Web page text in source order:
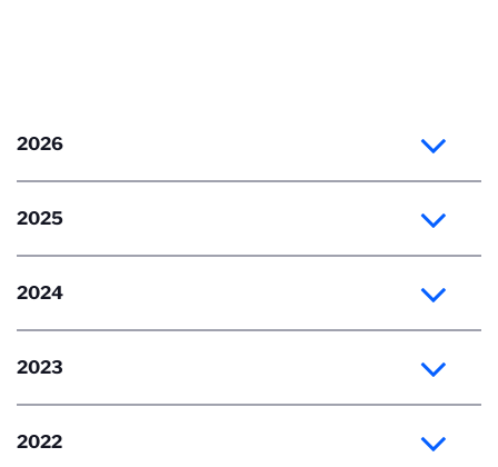
2026
2025
2024
2023
2022